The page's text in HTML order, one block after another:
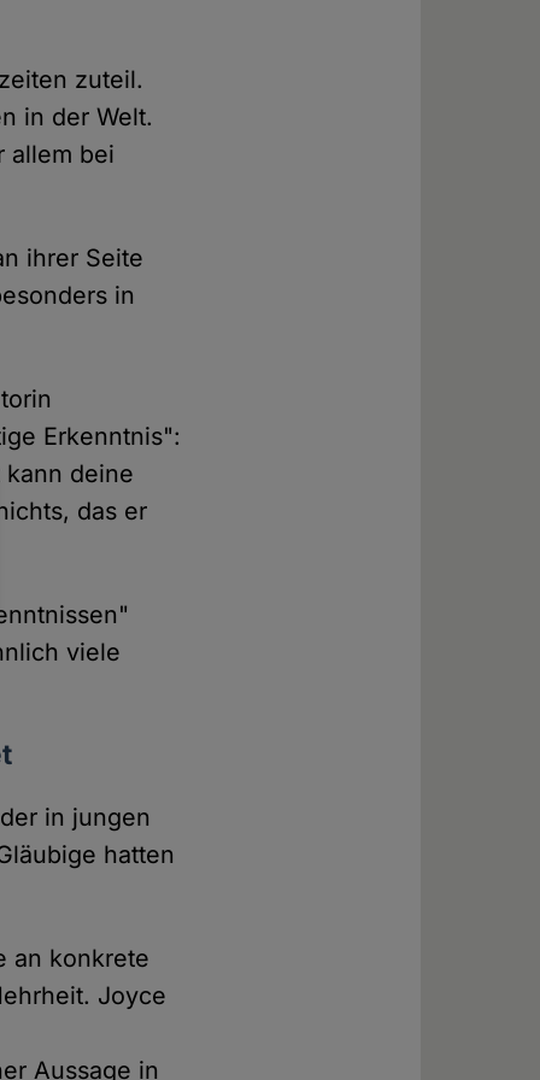
zuteil.
in der Welt.
allem bei
ihrer Seite
in
Erkenntnis":
kann deine
das er
viele
in jungen
hatten
an konkrete
Joyce
Aussage in